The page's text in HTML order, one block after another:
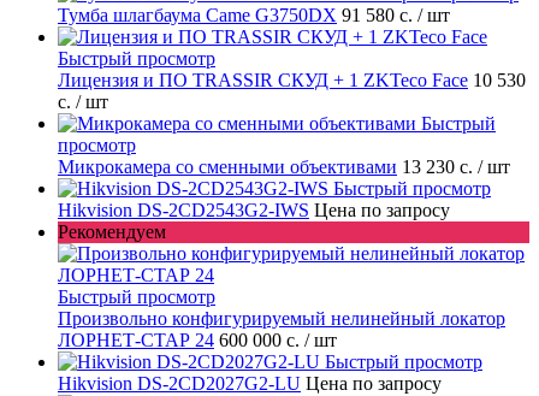
Тумба шлагбаума Came G3750DX 91 580 с. / шт
Быстрый просмотр
Лицензия и ПО TRASSIR СКУД + 1 ZKTeco Face 10 530
с. / шт
Быстрый
просмотр
Микрокамера со сменными объективами 13 230 с. / шт
Быстрый просмотр
Hikvision DS-2CD2543G2-IWS Цена по запросу
Рекомендуем
Быстрый просмотр
Произвольно конфигурируемый нелинейный локатор
ЛОРНЕТ-СТАР 24 600 000 с. / шт
Быстрый просмотр
Hikvision DS-2CD2027G2-LU Цена по запросу